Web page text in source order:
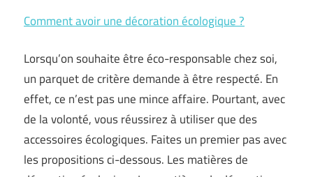
Comment avoir une décoration écologique ?
Lorsqu’on souhaite être éco-responsable chez soi,
un parquet de critère demande à être respecté. En
effet, ce n’est pas une mince affaire. Pourtant, avec
de la volonté, vous réussirez à utiliser que des
accessoires écologiques. Faites un premier pas avec
les propositions ci-dessous. Les matières de